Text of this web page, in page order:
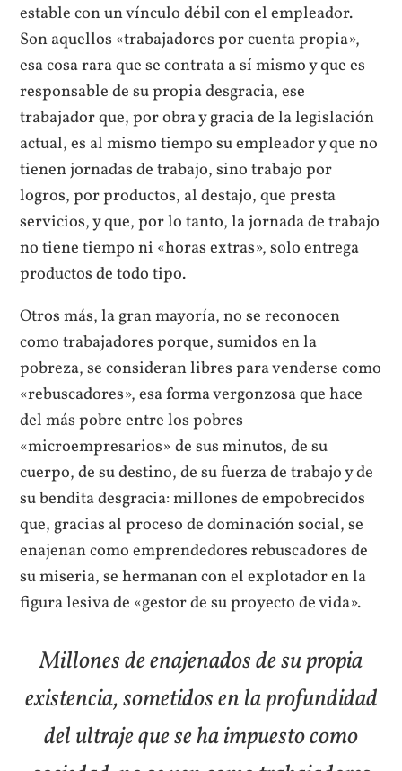
estable con un vínculo débil con el empleador.
Son aquellos «trabajadores por cuenta propia»,
esa cosa rara que se contrata a sí mismo y que es
responsable de su propia desgracia, ese
trabajador que, por obra y gracia de la legislación
actual, es al mismo tiempo su empleador y que no
tienen jornadas de trabajo, sino trabajo por
logros, por productos, al destajo, que presta
servicios, y que, por lo tanto, la jornada de trabajo
no tiene tiempo ni «horas extras», solo entrega
productos de todo tipo.
Otros más, la gran mayoría, no se reconocen
como trabajadores porque, sumidos en la
pobreza, se consideran libres para venderse como
«rebuscadores», esa forma vergonzosa que hace
del más pobre entre los pobres
«microempresarios» de sus minutos, de su
cuerpo, de su destino, de su fuerza de trabajo y de
su bendita desgracia: millones de empobrecidos
que, gracias al proceso de dominación social, se
enajenan como emprendedores rebuscadores de
su miseria, se hermanan con el explotador en la
figura lesiva de «gestor de su proyecto de vida».
Millones de enajenados de su propia
existencia, sometidos en la profundidad
del ultraje que se ha impuesto como